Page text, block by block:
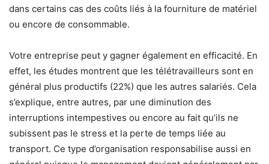
dans certains cas des coûts liés à la fourniture de matériel
ou encore de consommable.
Votre entreprise peut y gagner également en efficacité. En
effet, les études montrent que les télétravailleurs sont en
général plus productifs (22%) que les autres salariés. Cela
s’explique, entre autres, par une diminution des
interruptions intempestives ou encore au fait qu’ils ne
subissent pas le stress et la perte de temps liée au
transport. Ce type d’organisation responsabilise aussi en